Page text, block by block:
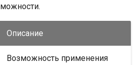
Описание
Возможность применения